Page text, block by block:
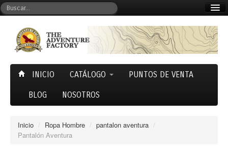
Carrito (0)
INICIO CATÁLOGO PUNTOS DE VENTA
BLOG NOSOTROS
Inicio / Ropa Hombre / pantalon aventura /
Pantalón Aventura